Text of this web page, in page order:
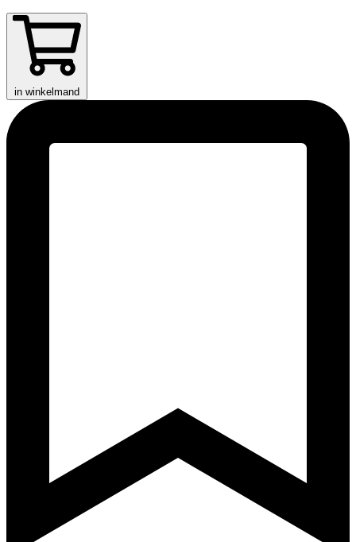
in winkelmand